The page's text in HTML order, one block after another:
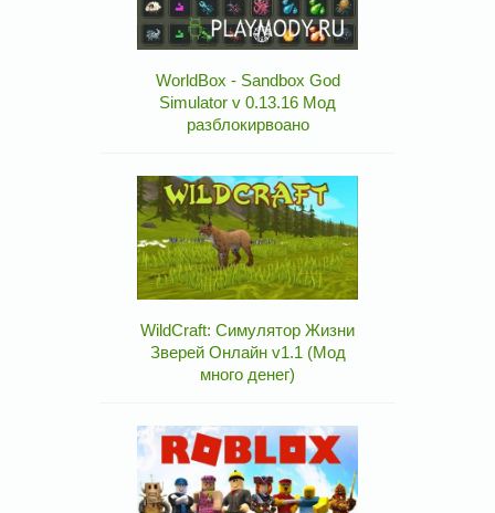
WorldBox - Sandbox God
Simulator v 0.13.16 Мод
разблокирвоано
WildCraft: Симулятор Жизни
Зверей Онлайн v1.1 (Мод
много денег)